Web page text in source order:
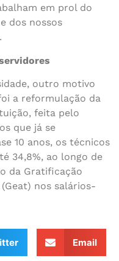
em prol do
dos nossos
outro motivo
a reformulação da
feita pelo
que já se
10 anos, os técnicos
34,8%, ao longo de
da Gratificação
nos salários-
Email